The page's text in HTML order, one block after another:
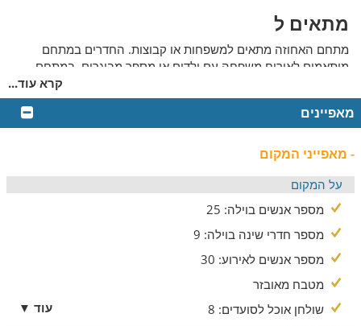
מתאים ל
מתחם האחוזה מתאים למשפחות או קבוצות. החדרים במתחם
מותאמים לאירוח משפחה עם ילדים או מספר מבוגרים. במתחם
אזורים משותפים רבים, פינות ישיבה מגוונות-בפנים ובחוץ, וניתן
לערוך אירועים קטנים במתחם.
פנים הוילה
משותף גדול ומרווח עם פינות ישיבה ומטבח. בסלון טלוויזה גדולה, 3
ספות גדולות ומפנקות ופינת אוכל גדולה. המטבח גדול עם מקרר ו2
כיורים נפרדים.בכל קומה חדר רחצה עם שירותים ומקלחת.
החדרים בוילה
בנוסף, ב-3 מהחדרים קיימות 2 מיטות יחיד לילדים.
המטבח
קרא עוד...
מאפיינים
- מאפייני המקום
על המקום
מספר אנשים בוילה: 25
מספר חדרי שינה בוילה: 9
מספר אנשים לאירוע: 30
מטבח מאובזר
שולחן אוכל לסועדים: 8
עוד ▼